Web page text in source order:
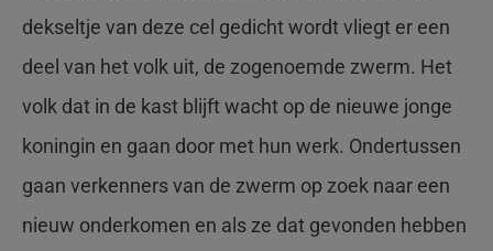
dekseltje van deze cel gedicht wordt vliegt er een
deel van het volk uit, de zogenoemde zwerm. Het
volk dat in de kast blijft wacht op de nieuwe jonge
koningin en gaan door met hun werk. Ondertussen
gaan verkenners van de zwerm op zoek naar een
nieuw onderkomen en als ze dat gevonden hebben